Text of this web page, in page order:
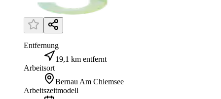
Entfernung
19,1 km entfernt
Arbeitsort
Bernau Am Chiemsee
Arbeitszeitmodell